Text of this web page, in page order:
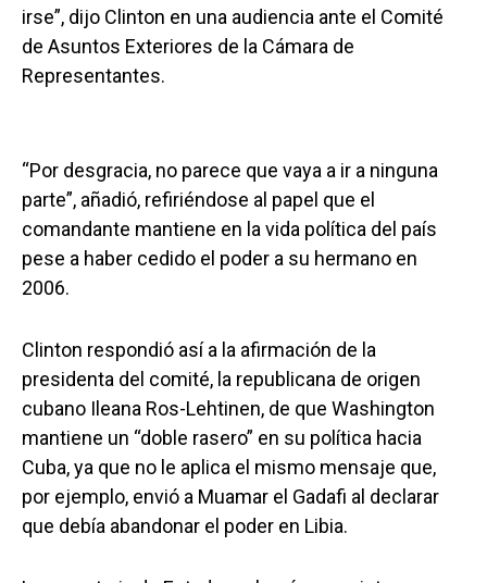
irse”, dijo Clinton en una audiencia ante el Comité
de Asuntos Exteriores de la Cámara de
Representantes.
“Por desgracia, no parece que vaya a ir a ninguna
parte”, añadió, refiriéndose al papel que el
comandante mantiene en la vida política del país
pese a haber cedido el poder a su hermano en
2006.
Clinton respondió así a la afirmación de la
presidenta del comité, la republicana de origen
cubano Ileana Ros-Lehtinen, de que Washington
mantiene un “doble rasero” en su política hacia
Cuba, ya que no le aplica el mismo mensaje que,
por ejemplo, envió a Muamar el Gadafi al declarar
que debía abandonar el poder en Libia.